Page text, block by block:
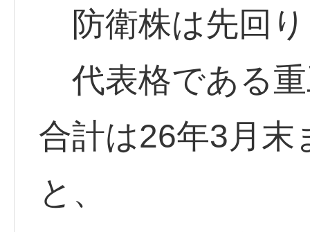
防衛株は先回
代表格である
合計は26年3月末
と、